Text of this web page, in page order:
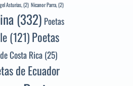
Asturias,(2) Nicanor Parra,(2)
(332) Poetas
(121)Poetas
Costa Rica(25)
de Ecuador